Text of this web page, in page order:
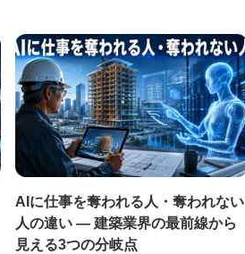
AIに仕事を奪われる人・奪われない
人の違い ― 建築業界の最前線から
見える3つの分岐点